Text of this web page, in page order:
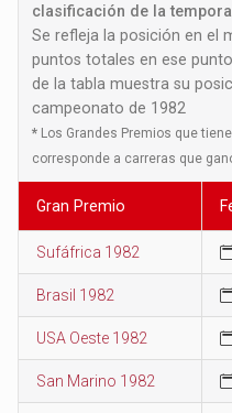
clasificación de la
Se refleja la posición en el
puntos totales en ese
de la tabla muestra su
campeonato de 1982
* Los Grandes Premios que
corresponde a carreras que
Gran Premio
Sufáfrica 1982
Brasil 1982
USA Oeste 1982
San Marino 1982